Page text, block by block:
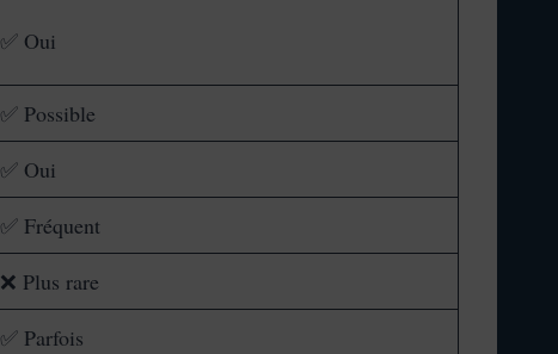
✅ Oui
✅ Possible
✅ Oui
✅ Fréquent
❌ Plus rare
✅ Parfois